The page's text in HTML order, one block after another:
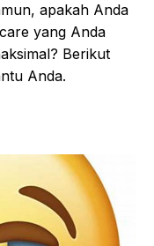
apakah Anda
yang Anda
Berikut
Anda.